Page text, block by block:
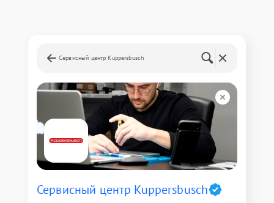
Сервисный центр Kuppersbusch
Сервисный центр Kuppersbusch